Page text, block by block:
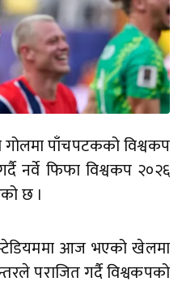
गोलमा पाँचपटकको विश्वकप
नर्वे फिफा विश्वकप २०२६
छ ।
स्टेडियममा आज भएको खेलमा
पराजित गर्दै विश्वकपको